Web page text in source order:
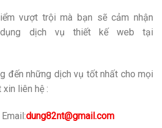
vượt trội mà bạn sẽ cảm nhận
dịch vụ thiết kế web tại
đến những dịch vụ tốt nhất cho mọi
liên hệ :
Email:dung82nt@gmail.com